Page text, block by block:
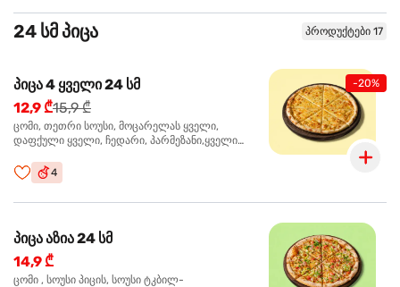
24 სმ პიცა პროდუქტები 17
-20%
პიცა 4 ყველი 24 სმ
12,9 ₾15,9 ₾
ცომი, თეთრი სოუსი, მოცარელას ყველი,
დაფქული ყველი, ჩედარი, პარმეზანი,ყველი
4
პიცა აზია 24 სმ
14,9 ₾
ცომი , სოუსი პიცის, სოუსი ტკბილ-